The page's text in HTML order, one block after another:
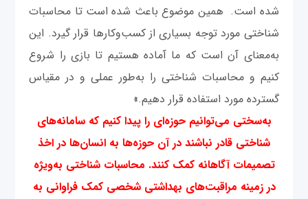
شده است. همین موضوع باعث شده است تا محاسبات
شناختی مورد توجه بسیاری از کسب‌وکارها قرار گیرد. این
به‌معنای آن است که ما آماده هستیم تا بازی را شروع
کنیم و محاسبات شناختی را به‌طور عملی و در مقیاس
گسترده مورد استفاده قرار دهیم.»
به‌سختی می‌توانیم حوزه‌ای را پیدا کنیم که سامانه‌های
شناختی قادر نباشند در آن حوزه‌ها به انسان‌ها در اخذ
تصمیمات آگاهانه کمک کنند. محاسبات شناختی به‌ویژه
در زمینه مراقبت‌های بهداشتی شخصی کمک فراوانی به